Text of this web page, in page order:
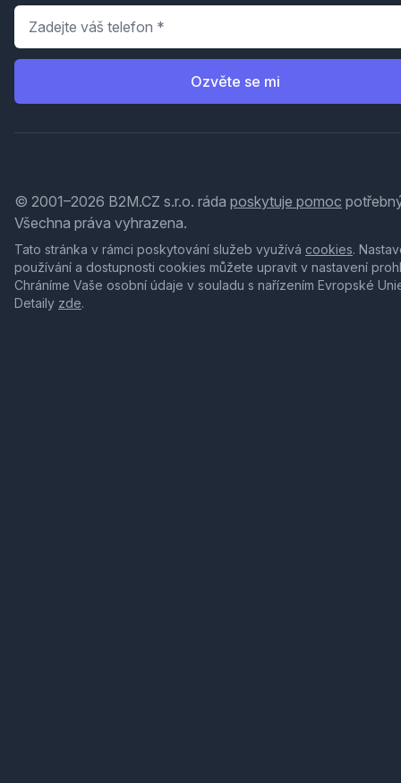
Telefon
Ozvěte se mi
© 2001–2026 B2M.CZ s.r.o. ráda poskytuje pomoc
Všechna práva vyhrazena.
Tato stránka v rámci poskytování služeb využívá cookies.
používání a dostupnosti cookies můžete upravit v nastavení
Chráníme Vaše osobní údaje v souladu s nařízením Evropské
Detaily zde.